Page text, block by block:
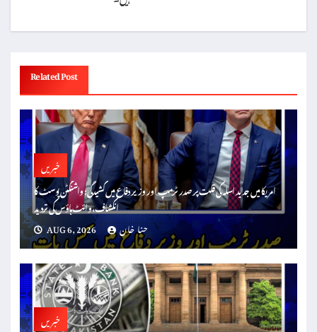
Related Post
خبریں
امریکا میں جدید اسلہ کی قلت پر صدر ٹرمپ اور وزیر دفاع میں کشیدگی: واشنگٹن پوسٹ کا
انکشاف، وائٹ ہاؤس کی تردید
AUG 6, 2026
حنا خان
خبریں